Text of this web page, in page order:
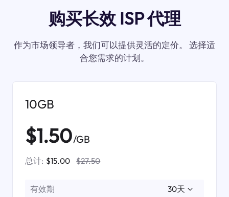
购买长效 ISP 代理
作为市场领导者，我们可以提供灵活的定价。 选择适
合您需求的计划。
10GB
$1.50/GB
总计: $15.00 $27.50
有效期